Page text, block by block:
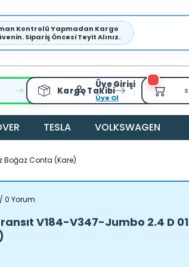
Kontrolü Yapmadan Kargo
Sipariş Öncesi Teyit Alınız.
Kargo Takibi
Üye Girişi
Üye Ol
TESLA VOLKSWAGEN
Boğaz Conta (Kare)
0 Yorum
V184-V347-Jumbo 2.4 D